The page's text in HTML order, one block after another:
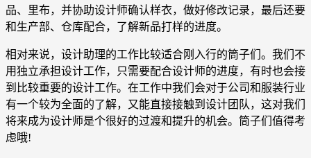
品、里布，并协助设计师确认样衣，做好修改记录，最后还要
和生产部、仓库配合，了解新品打样的进度。
相对来说，设计助理的工作比较适合刚入行的筒子们。我们不
用独立承担设计工作，只需要配合设计师的进度，有时也会接
到比较重要的设计工作。在工作中我们会对于公司和服装行业
有一个较为全面的了解，又能直接接触到设计团队，这对我们
将来成为设计师是个很好的过渡和提升的机会。筒子们值得考
虑哦!